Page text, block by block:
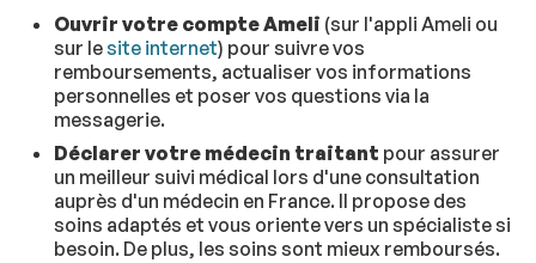
Ouvrir votre compte Ameli (sur l'appli Ameli ou
sur lesite internet) pour suivre vos
remboursements, actualiser vos informations
personnelles et poser vos questions via la
messagerie.
Déclarer votre médecin traitant pour assurer
un meilleur suivi médical lors d'une consultation
auprès d'un médecin en France. Il propose des
soins adaptés et vous oriente vers un spécialiste si
besoin. De plus, les soins sont mieux remboursés.